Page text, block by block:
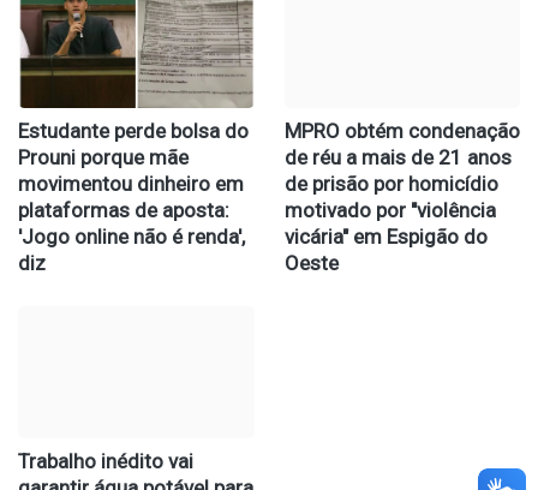
Estudante perde bolsa do
Prouni porque mãe
movimentou dinheiro em
plataformas de aposta:
'Jogo online não é renda',
diz
MPRO obtém condenação
de réu a mais de 21 anos
de prisão por homicídio
motivado por "violência
vicária" em Espigão do
Oeste
Trabalho inédito vai